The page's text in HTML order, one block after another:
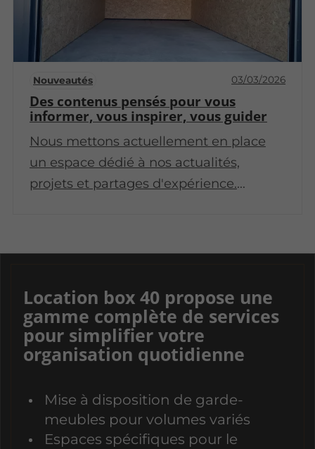
Nouveautés 03/03/2026
Des contenus pensés pour vous
informer, vous inspirer, vous guider
Nous mettons actuellement en place
un espace dédié à nos actualités,
projets et partages d'expérience.
Location box 40 propose une
gamme complète de services
pour simplifier votre
organisation quotidienne
Mise à disposition de garde-
meubles pour volumes variés
Espaces spécifiques pour le